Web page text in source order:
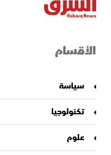
الأقسام
سياسة
تكنولوجيا
علوم